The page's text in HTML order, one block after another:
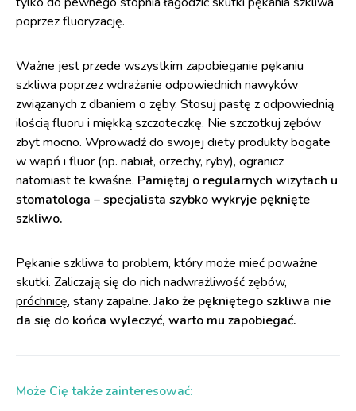
poprzez fluoryzację.
Ważne jest przede wszystkim zapobieganie pękaniu
szkliwa poprzez wdrażanie odpowiednich nawyków
związanych z dbaniem o zęby. Stosuj pastę z odpowiednią
ilością fluoru i miękką szczoteczkę. Nie szczotkuj zębów
zbyt mocno. Wprowadź do swojej diety produkty bogate
w wapń i fluor (np. nabiał, orzechy, ryby), ogranicz
natomiast te kwaśne. Pamiętaj o regularnych wizytach u
stomatologa – specjalista szybko wykryje pęknięte
szkliwo.
Pękanie szkliwa to problem, który może mieć poważne
skutki. Zaliczają się do nich nadwrażliwość zębów,
próchnicę, stany zapalne.Jako że pękniętego szkliwa nie
da się do końca wyleczyć, warto mu zapobiegać.
Może Cię także zainteresować: